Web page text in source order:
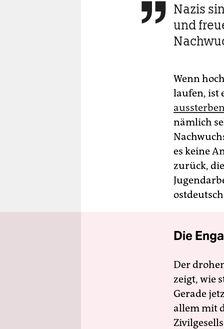
 Nazis
und
Wenn
laufen, ist
aussterben
nämlich
es keine
zurück,
Die
Der
zeigt, wie
Gerade
allem mit